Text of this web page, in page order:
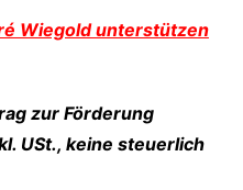
Wiegold unterstützen
zur Förderung
USt., keine steuerlich